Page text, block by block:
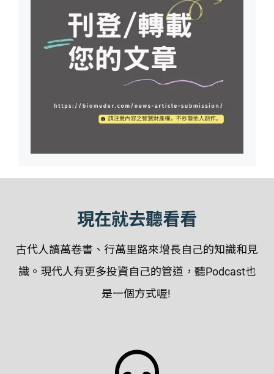
現在就去聽看看
古代人讀萬卷書、行萬里路來增長自己的知識和見
識。現代人有更多投資自己的管道，聽Podcast也
是一個方式喔!